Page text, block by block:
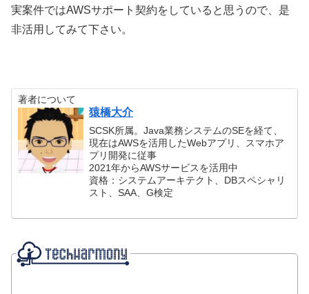
実案件ではAWSサポート契約をしていると思うので、是
非活用してみて下さい。
著者について
猿橋大介
SCSK所属。Java業務システムのSEを経て、
現在はAWSを活用したWebアプリ、スマホア
プリ開発に従事
2021年からAWSサービスを活用中
資格：システムアーキテクト、DBスペシャリ
スト、SAA、G検定